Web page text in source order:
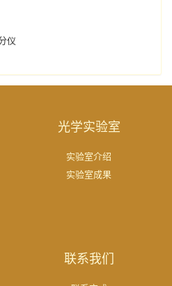
仪
光学实验室
实验室介绍
实验室成果
联系我们